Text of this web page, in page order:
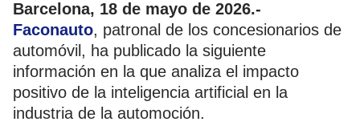
Barcelona, 18 de mayo de 2026.-
Faconauto, patronal de los concesionarios de
automóvil, ha publicado la siguiente
información en la que analiza el impacto
positivo de la inteligencia artificial en la
industria de la automoción.